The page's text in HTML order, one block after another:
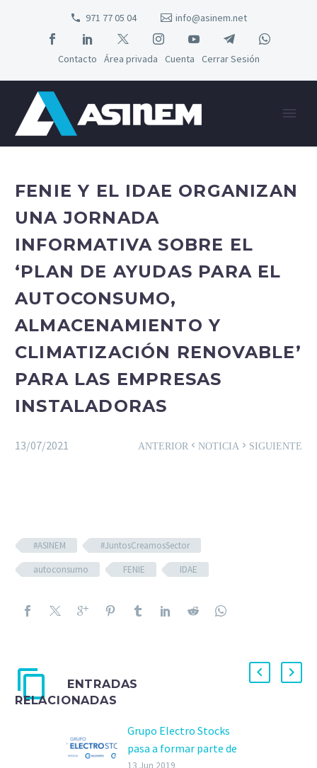
971 77 05 04 info@asinem.net
Contacto Área privada Cuenta Cerrar Sesión
FENIE Y EL IDAE ORGANIZAN
UNA JORNADA
INFORMATIVA SOBRE EL
‘PLAN DE AYUDAS PARA EL
AUTOCONSUMO,
ALMACENAMIENTO Y
CLIMATIZACIÓN RENOVABLE’
PARA LAS EMPRESAS
INSTALADORAS
ANTERIOR NOTICIASIGUIENTE
13/07/2021
#ASINEM
#JuntosCreamosSector
autoconsumo
FENIE IDAE
ENTRADAS
RELACIONADAS
Grupo Electro Stocks
pasa a formar parte de
13 Jun 2019